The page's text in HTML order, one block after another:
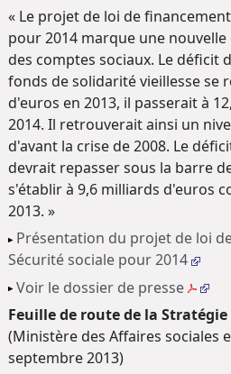
« Le projet de loi de
pour 2014 marque une
des comptes sociaux. Le déficit
fonds de solidarité vieillesse se
d'euros en 2013, il passerait à
2014. Il retrouverait ainsi un
d'avant la crise de 2008. Le
devrait repasser sous la barre
s'établir à 9,6 milliards d'euros
2013. »
Présentation du projet de loi
Sécurité sociale pour 2014
Voir le dossier de presse
Feuille de route de la
(Ministère des Affaires sociales
septembre 2013)